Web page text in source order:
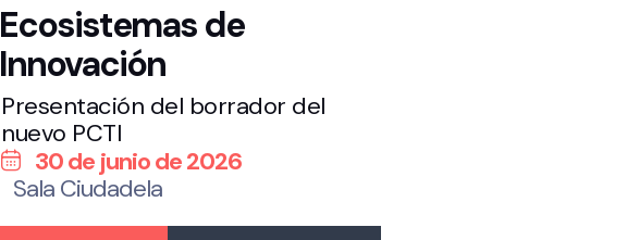
Ecosistemas de
Innovación
Presentación del borrador del
nuevo PCTI
30 de junio de 2026
Sala Ciudadela